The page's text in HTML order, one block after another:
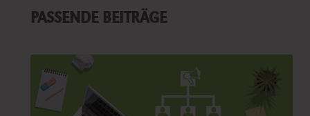
PASSENDE BEITRÄGE